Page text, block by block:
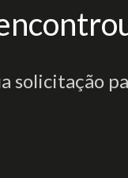
solicitação